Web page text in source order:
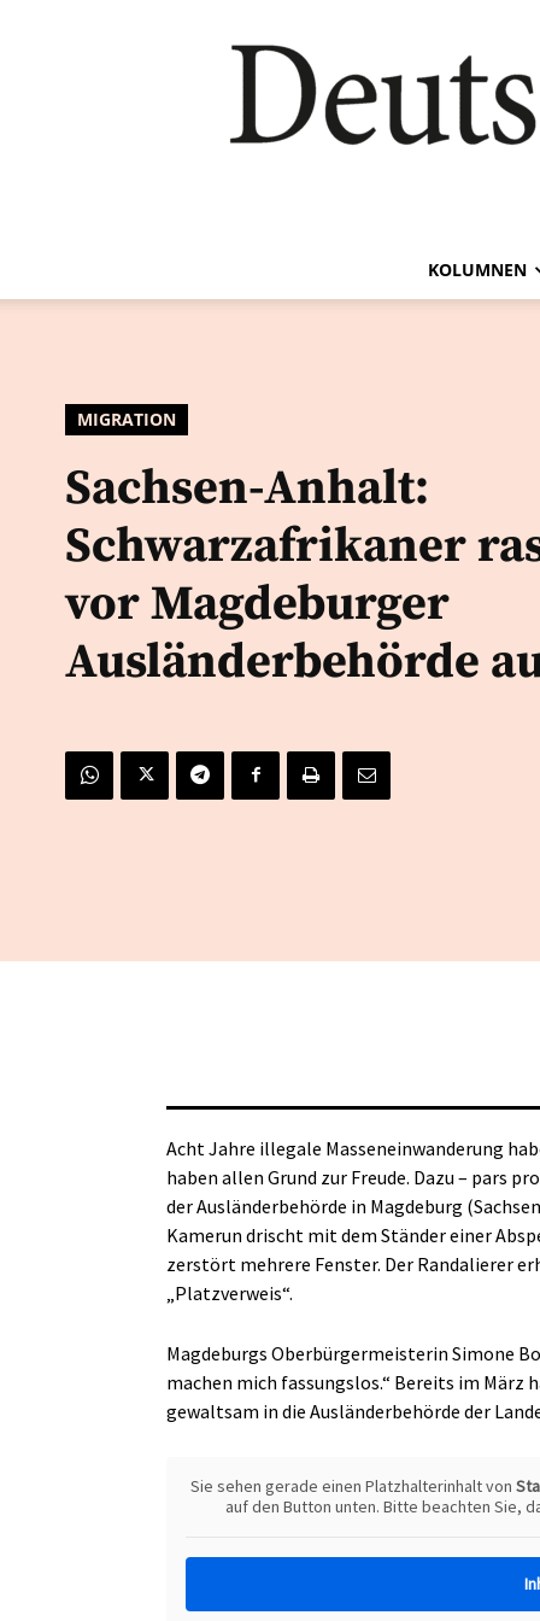
KOLUMNEN
MIGRATION
Sachsen-Anhalt:
Schwarzafrikaner
vor Magdeburger
Ausländerbehörde
Acht Jahre illegale Masseneinwanderung
haben allen Grund zur Freude. Dazu – pars
der Ausländerbehörde in Magdeburg
Kamerun drischt mit dem Ständer einer
zerstört mehrere Fenster. Der Randalierer
„Platzverweis“.
Magdeburgs Oberbürgermeisterin Simone
machen mich fassungslos.“ Bereits im März
gewaltsam in die Ausländerbehörde der
Sie sehen gerade einen Platzhalterinhalt von
auf den Button unten. Bitte beachten Sie,